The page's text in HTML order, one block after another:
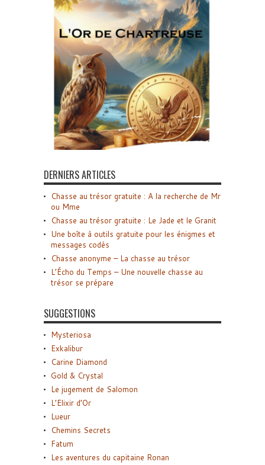
DERNIERS ARTICLES
Chasse au trésor gratuite : A la recherche de Mr
ou Mme
Chasse au trésor gratuite : Le Jade et le Granit
Une boîte à outils gratuite pour les énigmes et
messages codés
Chasse anonyme – La chasse au trésor
L’Écho du Temps – Une nouvelle chasse au
trésor se prépare
SUGGESTIONS
Mysteriosa
Exkalibur
Carine Diamond
Gold & Crystal
Le jugement de Salomon
L’Elixir d’Or
Lueur
Chemins Secrets
Fatum
Les aventures du capitaine Ronan